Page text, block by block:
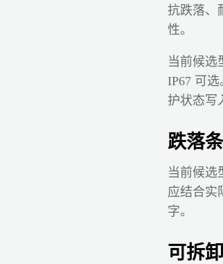
抗跌落、
性。
当前候选
IP67 可
护状态写
跌落
当前候选
应结合实
字。
可拆